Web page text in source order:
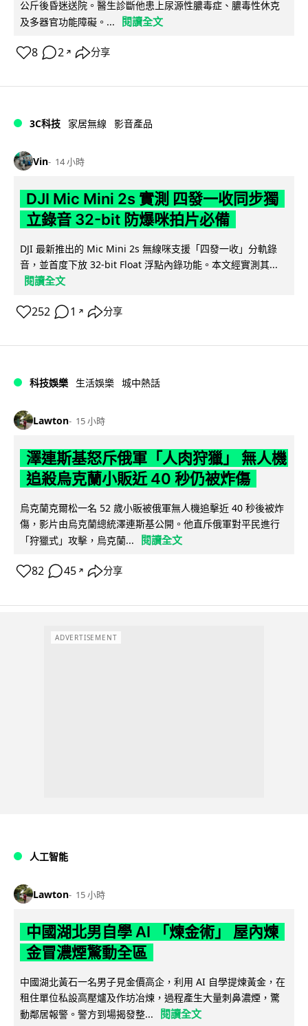
公斤後昏迷送院。醫生診斷他患上尿源性膿毒症、膿毒性休克
及多器官功能障礙。...
閱讀全文
8 2 ↗ 分享
3C科技 家居無線 影音產品
Vin 14 小時
DJI Mic Mini 2s 實測 四發一收同步獨
立錄音 32-bit 防爆咪拍片必備
DJI 最新推出的 Mic Mini 2s 無線咪支援「四發一收」分軌錄
音，並首度下放 32-bit Float 浮點內錄功能。本文經實測其...
閱讀全文
252 1 ↗ 分享
科技娛樂 生活娛樂 城中熱話
Lawton 15 小時
澤連斯基怒斥俄軍「人肉狩獵」 無人機
追殺烏克蘭小販近 40 秒仍被炸傷
烏克蘭克爾松一名 52 歲小販被俄軍無人機追擊近 40 秒後被炸
傷，影片由烏克蘭總統澤連斯基公開。他直斥俄軍對平民進行
「狩獵式」攻擊，烏克蘭...
閱讀全文
82 45 ↗ 分享
ADVERTISEMENT
人工智能
Lawton 15 小時
中國湖北男自學 AI 「煉金術」 屋內煉
金冒濃煙驚動全區
中國湖北黃石一名男子見金價高企，利用 AI 自學提煉黃金，在
租住單位私設高壓爐及作坊冶煉，過程產生大量刺鼻濃煙，驚
動鄰居報警。警方到場揭發整...
閱讀全文